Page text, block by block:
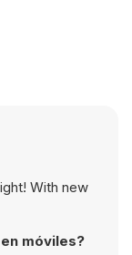
With new
móviles?